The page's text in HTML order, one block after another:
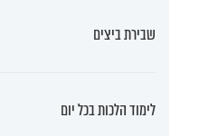
שבירת ביצים
לימוד הלכות בכל יום